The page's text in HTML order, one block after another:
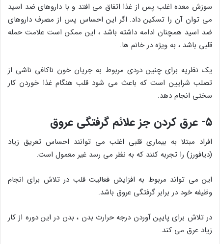
سوزش معده اغلب پس از غذا اتفاق می افتد و با داروهای ضد اسید
می توان آن را تسکین داد. اگر این احساس پس از مصرف داروهای
ضد اسید همچنان ادامه داشته باشد ، این ممکن است علامت حمله
قلبی باشد ، به ویژه در خانم ها.
یک نظریه برای چنین دردی مربوط به جریان خون ناکافی ناشی از
تصلب شرایین است که باعث می شود قلب هنگام غذا خوردن کار
سختی انجام دهد.
۵- عرق کردن جز علائم گرفتگی عروق
افراد مبتلا به بیماری قلبی اغلب می توانند احساس تعریق زیاد
(دیافورز) را تجربه کنند که به نظر می رسد غیر معمول است.
این می تواند مربوط به افزایش فعالیت قلب در تلاش برای انجام
وظیفه خود در برابر گرفتگی عروق باشد.
در تلاش برای پایین آوردن درجه حرارت بدن ، بدن در این دوره از کار
زیاد عرق می کند.